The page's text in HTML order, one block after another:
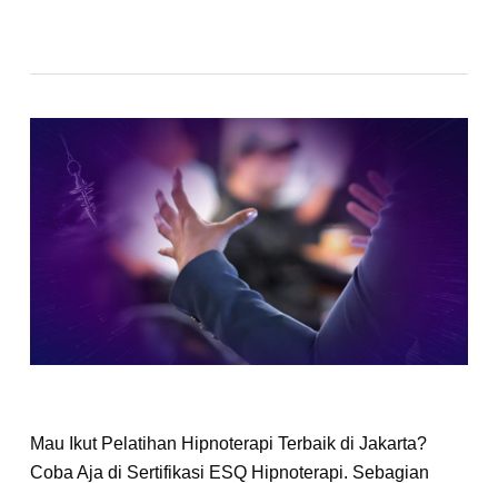
Mau Ikut Pelatihan Hipnoterapi Terbaik di Jakarta?
Coba Aja di Sertifikasi ESQ Hipnoterapi. Sebagian